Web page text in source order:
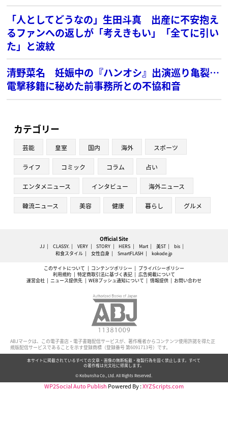
「人としてどうなの」生田斗真 出産に不安抱え
るファンへの返しが「考えきもい」「全てに引い
た」と波紋
清野菜名 妊娠中の『ハンオシ』出演巡り亀裂…
電撃移籍に秘めた前事務所との不協和音
カテゴリー
芸能 皇室 国内 海外 スポーツ
ライフ コミック コラム 占い
エンタメニュース インタビュー 海外ニュース
韓流ニュース 美容 健康 暮らし グルメ
Official Site
JJ CLASSY. VERY STORY HERS Mart 美ST
bis
和食スタイル
女性自身 SmartFLASH kokode.jp
このサイトについて コンテンツポリシー
プライバシーポリシー
利用規約
特定商取引法に基づく表記
広告掲載について
運営会社
ニュース提供先 WEBプッシュ通知について 情報提供 お問い合わせ
ABJマークは、この電子書店・電子書籍配信サービスが、著作権者からコンテンツ使用許諾を得た正
規版配信サービスであることを示す登録商標（登録番号 第6091713号）です。
本サイトに掲載されているすべての文章・画像の無断転載・複製行為を固く禁止します。すべて
の著作権は光文社に帰属します。
© Kobunsha Co., Ltd. All Rights Reserved.
WP2Social Auto Publish Powered By :XYZScripts.com